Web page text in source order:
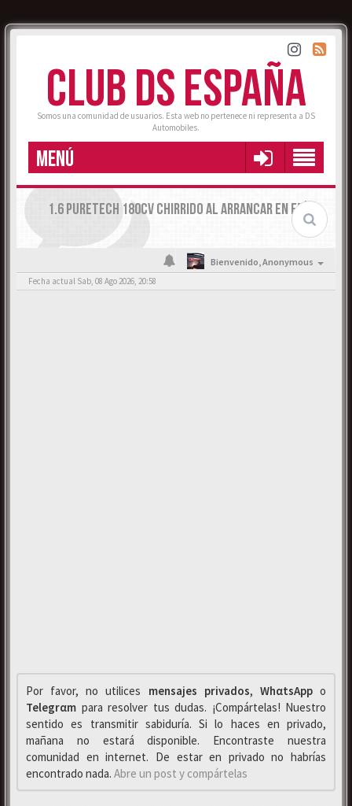
CLUB DS ESPAÑA
Somos una comunidad de usuarios. Esta web no pertenece ni representa a DS
Automobiles.
MENÚ
1.6 PURETECH 180CV CHIRRIDO AL ARRANCAR EN FRÍO
Bienvenido,Anonymous
Fecha actual Sab, 08 Ago 2026, 20:58
Por favor, no utilices mensajes privados, WhαtsAppo
Telegrαm para resolver tus dudas. ¡Compártelas! Nuestro
sentido es transmitir sabiduría. Si lo haces en privado,
mañana no estará disponible. Encontraste nuestra
comunidad en internet. De estar en privado no habrías
encontrado nada. Abre un post y compártelas